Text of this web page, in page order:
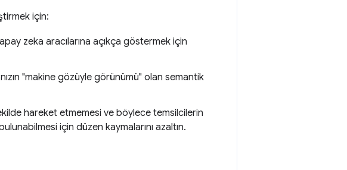
için:
zeka aracılarına açıkça göstermek için
"makine gözüyle görünümü" olan semantik
hareket etmemesi ve böylece temsilcilerin
için düzen kaymalarını azaltın.